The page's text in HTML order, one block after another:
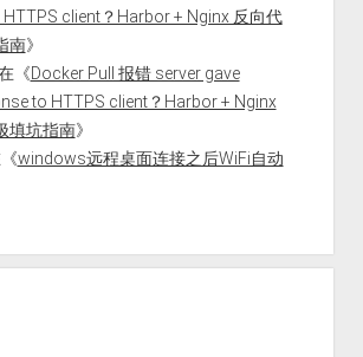
client？Harbor + Nginx 反向代
南》
《Docker Pull 报错 server gave
to HTTPS client？Harbor + Nginx
填坑指南》
windows远程桌面连接之后WiFi自动